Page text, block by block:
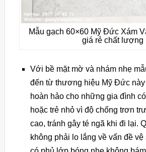
Mẫu gạch 60×60 Mỹ Đức Xám
giá rẻ chất lượng
Với bề mặt mờ và nhám nhẹ
đến từ thương hiệu Mỹ Đức
hoàn hảo cho những gia đình
hoặc trẻ nhỏ vì độ chống trơn
cao, tránh gây té ngã khi đi lại.
không phải lo lắng về vấn đề